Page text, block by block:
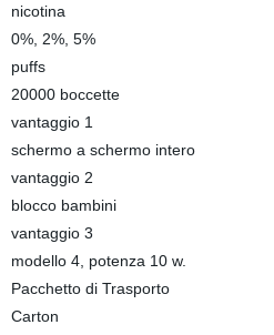
nicotina
0%, 2%, 5%
puffs
20000 boccette
vantaggio 1
schermo a schermo intero
vantaggio 2
blocco bambini
vantaggio 3
modello 4, potenza 10 w.
Pacchetto di Trasporto
Carton